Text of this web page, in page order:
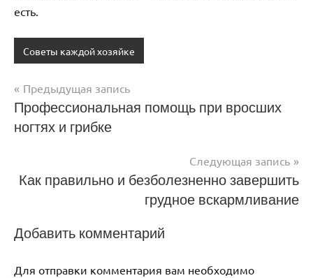
есть.
Советы каждой хозяйке
Навигация
по
Предыдущая запись
Профессиональная помощь при вросших
ногтях и грибке
Следующая запись
Как правильно и безболезненно завершить
грудное вскармливание
Добавить комментарий
Для отправки комментария вам необходимо